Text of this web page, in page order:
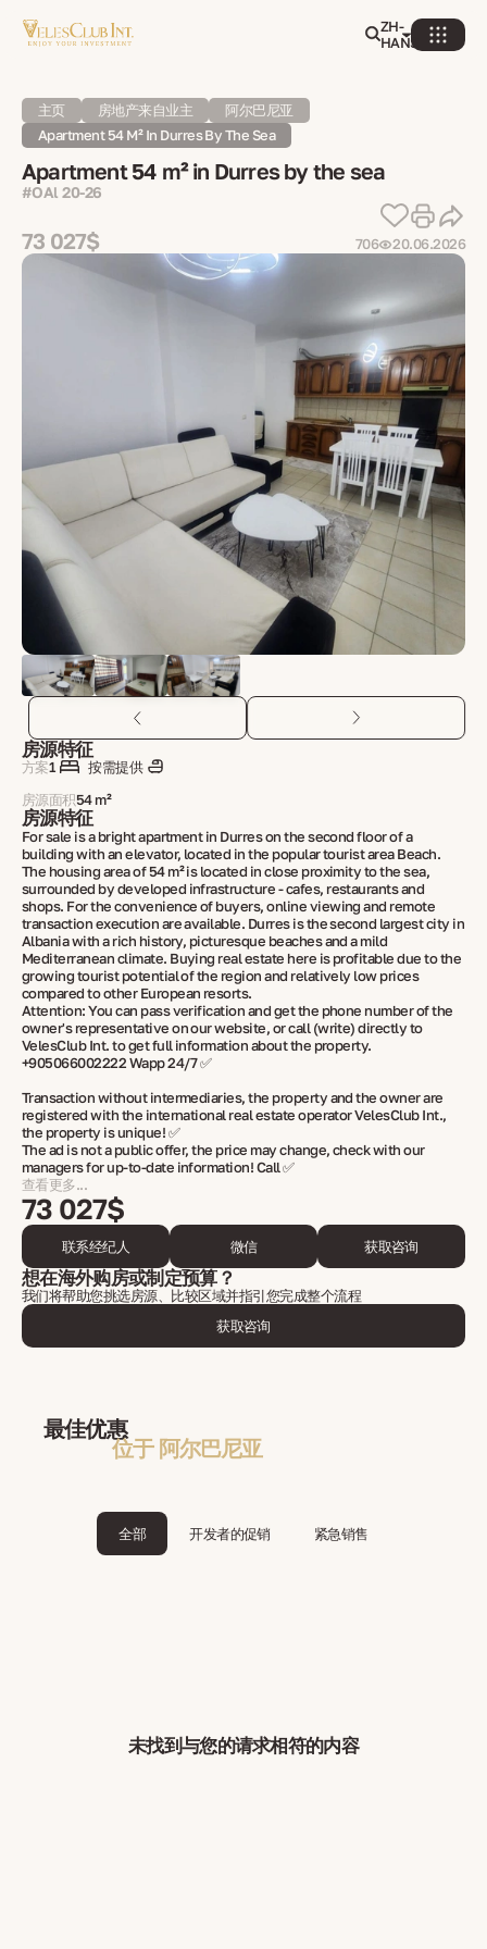
ZH-
HANS
主页 房地产来自业主
阿尔巴尼亚
Apartment 54 M² In Durres By The Sea
Apartment 54 m² in Durres by the sea
#OAl 20-26
73 027$ 706 20.06.2026
房源特征
方案1
按需提供
房源面积54 m²
房源特征
For sale is a bright apartment in Durres on the second floor of a
building with an elevator, located in the popular tourist area Beach.
The housing area of ​​54 m² is located in close proximity to the sea,
surrounded by developed infrastructure - cafes, restaurants and
shops. For the convenience of buyers, online viewing and remote
transaction execution are available. Durres is the second largest city in
Albania with a rich history, picturesque beaches and a mild
Mediterranean climate. Buying real estate here is profitable due to the
growing tourist potential of the region and relatively low prices
compared to other European resorts.
Attention: You can pass verification and get the phone number of the
owner's representative on our website, or call (write) directly to
VelesClub Int. to get full information about the property.
+905066002222 Wapp 24/7 ✅
Transaction without intermediaries, the property and the owner are
registered with the international real estate operator VelesClub Int.,
the property is unique! ✅
The ad is not a public offer, the price may change, check with our
managers for up-to-date information! Call ✅
查看更多...
73 027$
联系经纪人 微信 获取咨询
想在海外购房或制定预算？
我们将帮助您挑选房源、比较区域并指引您完成整个流程
获取咨询
最佳优惠
位于 阿尔巴尼亚
全部 开发者的促销 紧急销售
未找到与您的请求相符的内容